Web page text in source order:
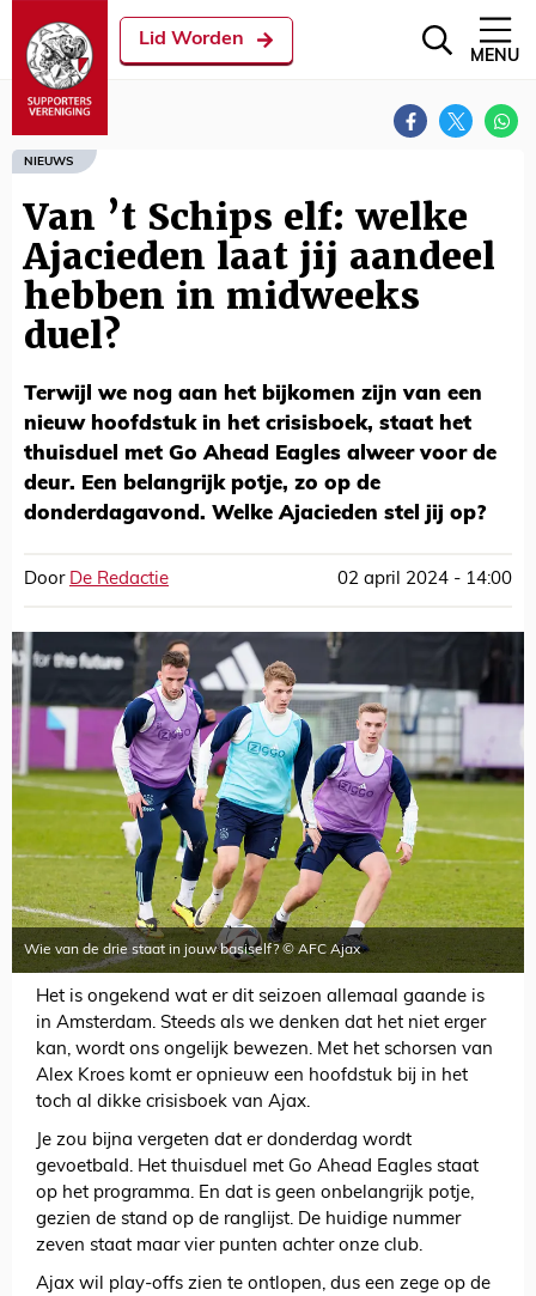
Lid Worden
MENU
NIEUWS
Van ’t Schips elf: welke
Ajacieden laat jij aandeel
hebben in midweeks
duel?
Terwijl we nog aan het bijkomen zijn van een
nieuw hoofdstuk in het crisisboek, staat het
thuisduel met Go Ahead Eagles alweer voor de
deur. Een belangrijk potje, zo op de
donderdagavond. Welke Ajacieden stel jij op?
Door De Redactie 02 april 2024 - 14:00
Wie van de drie staat in jouw basiself? © AFC Ajax
Het is ongekend wat er dit seizoen allemaal gaande is
in Amsterdam. Steeds als we denken dat het niet erger
kan, wordt ons ongelijk bewezen. Met het schorsen van
Alex Kroes komt er opnieuw een hoofdstuk bij in het
toch al dikke crisisboek van Ajax.
Je zou bijna vergeten dat er donderdag wordt
gevoetbald. Het thuisduel met Go Ahead Eagles staat
op het programma. En dat is geen onbelangrijk potje,
gezien de stand op de ranglijst. De huidige nummer
zeven staat maar vier punten achter onze club.
Ajax wil play-offs zien te ontlopen, dus een zege op de